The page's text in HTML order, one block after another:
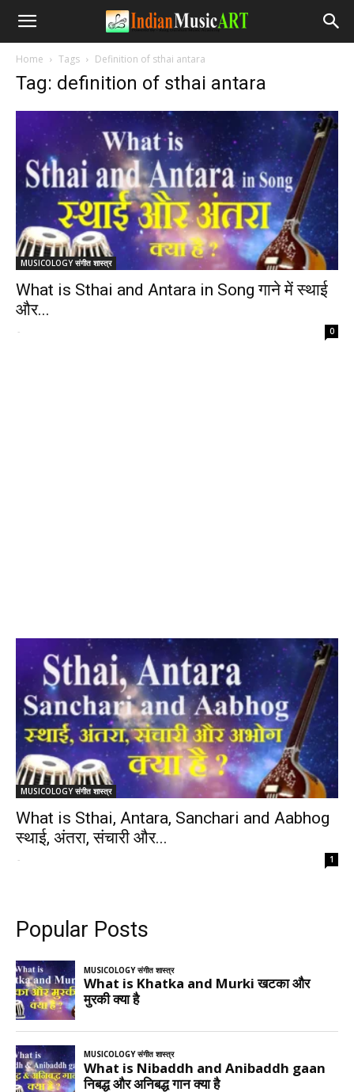
Home Tags Definition of sthai antara
Tag: definition of sthai antara
MUSICOLOGY संगीत शास्त्र
What is Sthai and Antara in Song गाने में स्थाई
और...
- 0
MUSICOLOGY संगीत शास्त्र
What is Sthai, Antara, Sanchari and Aabhog
स्थाई, अंतरा, संचारी और...
- 1
Popular Posts